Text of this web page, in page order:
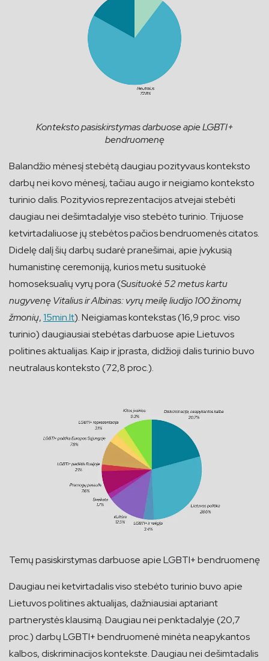
Konteksto pasiskirstymas darbuose apie LGBTI+
bendruomenę
Balandžio mėnesį stebėtą daugiau pozityvaus konteksto
darbų nei kovo mėnesį, tačiau augo ir neigiamo konteksto
turinio dalis. Pozityvios reprezentacijos atvejai stebėti
daugiau nei dešimtadalyje viso stebėto turinio. Trijuose
ketvirtadaliuose jų stebėtos pačios bendruomenės citatos.
Didelę dalį šių darbų sudarė pranešimai, apie įvykusią
humanistinę ceremoniją, kurios metu susituokė
homoseksualių vyrų pora (Susituokė 52 metus kartu
nugyvenę Vitalius ir Albinas: vyrų meilę liudijo 100 žinomų
žmonių,15min.lt). Neigiamas kontekstas (16,9 proc. viso
turinio) daugiausiai stebėtas darbuose apie Lietuvos
politines aktualijas. Kaip ir įprasta, didžioji dalis turinio buvo
neutralaus konteksto (72,8 proc.).
Temų pasiskirstymas darbuose apie LGBTI+ bendruomenę
Daugiau nei ketvirtadalis viso stebėto turinio buvo apie
Lietuvos politines aktualijas, dažniausiai aptariant
partnerystės klausimą. Daugiau nei penktadalyje (20,7
proc.) darbų LGBTI+ bendruomenė minėta neapykantos
kalbos, diskriminacijos kontekste. Daugiau nei dešimtadalis